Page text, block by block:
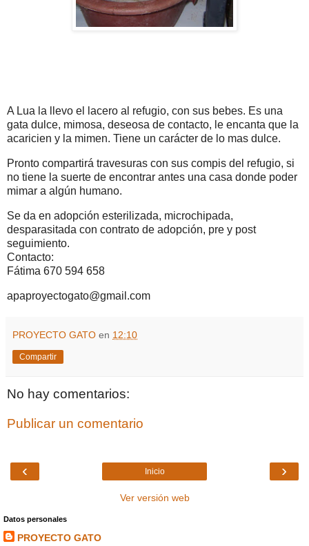
A Lua la llevo el lacero al refugio, con sus bebes. Es una
gata dulce, mimosa, deseosa de contacto, le encanta que la
acaricien y la mimen. Tiene un carácter de lo mas dulce.
Pronto compartirá travesuras con sus compis del refugio, si
no tiene la suerte de encontrar antes una casa donde poder
mimar a algún humano.
Se da en adopción esterilizada, microchipada,
desparasitada con contrato de adopción, pre y post
seguimiento.
Contacto:
Fátima 670 594 658
apaproyectogato@gmail.com
PROYECTO GATO en 12:10
Compartir
No hay comentarios:
Publicar un comentario
‹ ›
Inicio
Ver versión web
Datos personales
PROYECTO GATO